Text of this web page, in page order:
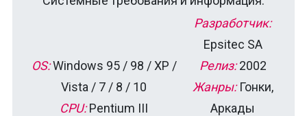
OS:Windows 95 / 98 / XP /
Vista / 7 / 8 / 10
CPU:Pentium III
Разработчик:
Epsitec SA
Релиз:2002
Жанры:Гонки,
Аркады